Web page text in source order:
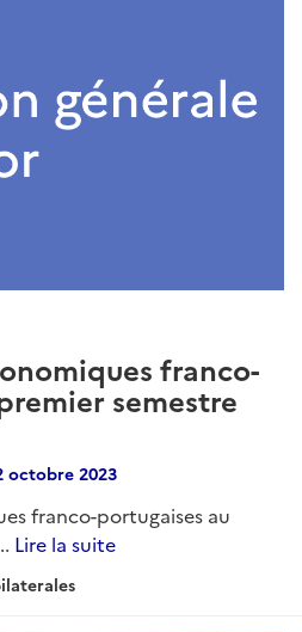
franco-
semestre
octobre 2023
franco-portugaises au
Lire la suite